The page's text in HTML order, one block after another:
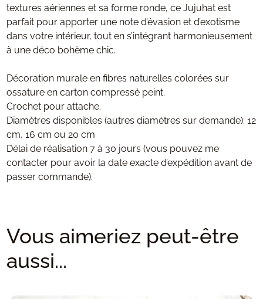
textures aériennes et sa forme ronde, ce Jujuhat est
parfait pour apporter une note d’évasion et d’exotisme
dans votre intérieur, tout en s’intégrant harmonieusement
à une déco bohème chic.
Décoration murale en fibres naturelles colorées sur
ossature en carton compressé peint.
Crochet pour attache.
Diamètres disponibles (autres diamètres sur demande): 12
cm, 16 cm ou 20 cm
Délai de réalisation 7 à 30 jours (vous pouvez me
contacter pour avoir la date exacte d’expédition avant de
passer commande).
Vous aimeriez peut-être
aussi...